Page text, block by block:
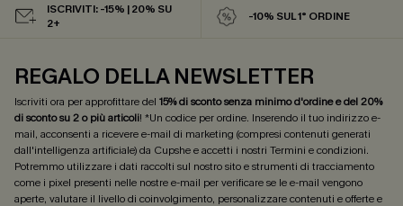
ISCRIVITI: -15% | 20% SU
2+
-10% SUL 1° ORDINE
REGALO DELLA NEWSLETTER
Iscriviti ora per approfittare del 15% di sconto senza minimo d'ordine e del 20%
di sconto su 2 o più articoli! *Un codice per ordine. Inserendo il tuo indirizzo e-
mail, acconsenti a ricevere e-mail di marketing (compresi contenuti generati
dall'intelligenza artificiale) da Cupshe e accetti i nostri Termini e condizioni.
Potremmo utilizzare i dati raccolti sul nostro sito e strumenti di tracciamento
come i pixel presenti nelle nostre e-mail per verificare se le e-mail vengono
aperte, valutare il livello di coinvolgimento, personalizzare contenuti e offerte e